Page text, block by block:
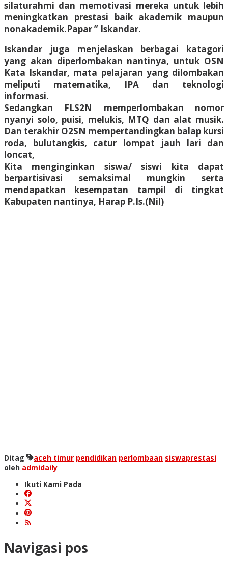
silaturahmi dan memotivasi mereka untuk lebih
meningkatkan prestasi baik akademik maupun
nonakademik.Papar ” Iskandar.
Iskandar juga menjelaskan berbagai katagori
yang akan diperlombakan nantinya, untuk OSN
Kata Iskandar, mata pelajaran yang dilombakan
meliputi matematika, IPA dan teknologi
informasi.
Sedangkan FLS2N memperlombakan nomor
nyanyi solo, puisi, melukis, MTQ dan alat musik.
Dan terakhir O2SN mempertandingkan balap kursi
roda, bulutangkis, catur lompat jauh lari dan
loncat,
Kita menginginkan siswa/ siswi kita dapat
berpartisivasi semaksimal mungkin serta
mendapatkan kesempatan tampil di tingkat
Kabupaten nantinya, Harap P.Is.(Nil)
Ditag aceh timur pendidikan perlombaan siswaprestasi
oleh admidaily
Ikuti Kami Pada
Navigasi pos